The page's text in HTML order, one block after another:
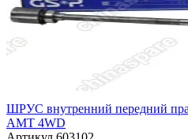
ШРУС внутренний передний
AMT 4WD